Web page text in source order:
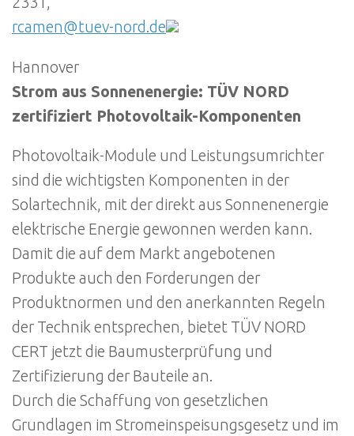
rcamen@tuev-nord.de
Hannover
Strom aus Sonnenenergie: TÜV NORD
zertifiziert Photovoltaik-Komponenten
Photovoltaik-Module und Leistungsumrichter
sind die wichtigsten Komponenten in der
Solartechnik, mit der direkt aus Sonnenenergie
elektrische Energie gewonnen werden kann.
Damit die auf dem Markt angebotenen
Produkte auch den Forderungen der
Produktnormen und den anerkannten Regeln
der Technik entsprechen, bietet TÜV NORD
CERT jetzt die Baumusterprüfung und
Zertifizierung der Bauteile an.
Durch die Schaffung von gesetzlichen
Grundlagen im Stromeinspeisungsgesetz und im